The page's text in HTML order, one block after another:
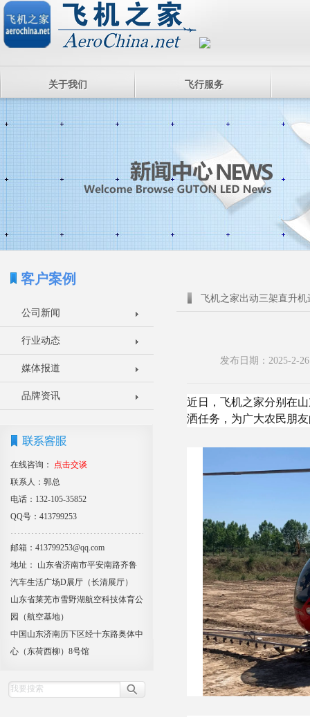
关于我们 飞行服务
客户案例
公司新闻
行业动态
媒体报道
品牌资讯
在线咨询：
点击交谈
联系人：郭总
电话：132-105-35852
QQ号：413799253
邮箱：413799253@qq.com
地址： 山东省济南市平安南路齐鲁
汽车生活广场D展厅（长清展厅）
山东省莱芜市雪野湖航空科技体育公
园（航空基地）
中国山东济南历下区经十东路奥体中
心（东荷西柳）8号馆
飞机之家出动三架直升
发布日期：2025-2-
近日，飞机之家分别在
洒任务，为广大农民朋